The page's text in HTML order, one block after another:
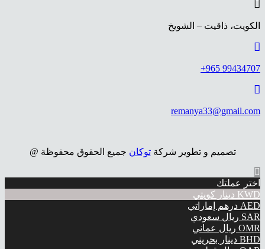
الكويت، ذاقيت – الشويخ
99434707 965+
remanya33@gmail.com
تصميم و تطوير شركةتوكان جميع الحقوق محفوظة @
اختر عملتك
KWD دينار كويتي
AED درهم إماراتي
SAR ريال سعودي
OMR ريال عماني
BHD دينار بحريني